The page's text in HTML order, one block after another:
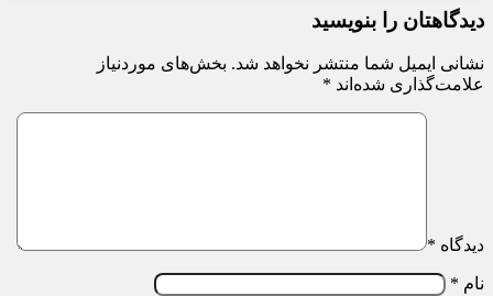
دیدگاهتان را بنویسید
نشانی ایمیل شما منتشر نخواهد شد. بخش‌های موردنیاز
علامت‌گذاری شده‌اند *
دیدگاه *
نام *